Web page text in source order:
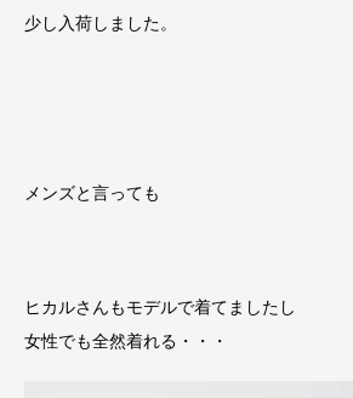
少し入荷しました。
メンズと言っても
ヒカルさんもモデルで着てましたし
女性でも全然着れる・・・